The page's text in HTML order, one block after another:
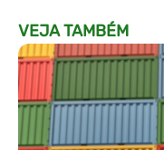
VEJA TAMBÉM